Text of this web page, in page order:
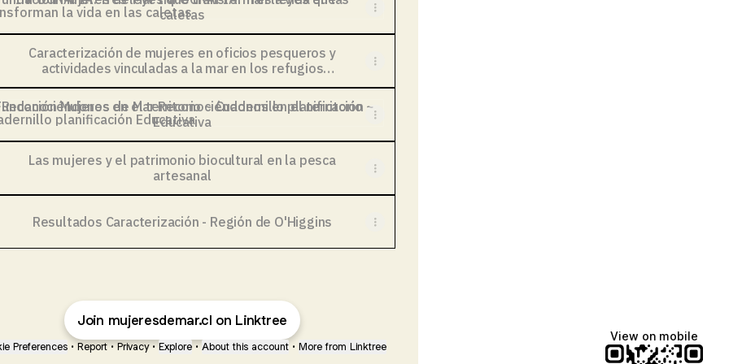
caletas
Caracterización de mujeres en oficios pesqueros y
actividades vinculadas a la mar en los refugios
marinos de la región de Valparaíso
Reconociéndonos en el territorio ~ Cuadernillo planificación
Educativa
Las mujeres y el patrimonio biocultural en la pesca
artesanal
Resultados Caracterización - Región de O'Higgins
Join mujeresdemar.cl on Linktree
Preferences • Report • Privacy • Explore • About this account • More from Linktree
View on mobile